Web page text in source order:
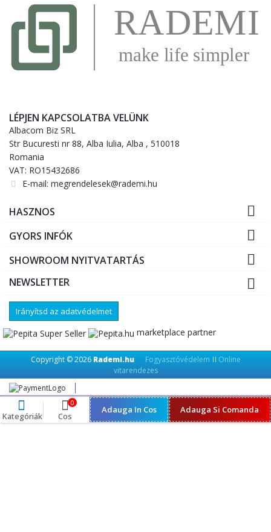
LÉPJEN KAPCSOLATBA VELÜNK
Albacom Biz SRL
Str Bucuresti nr 88, Alba Iulia, Alba , 510018
Romania
VAT: RO15432686
E-mail: megrendelesek@rademi.hu
HASZNOS 
GYORS INFÓK 
SHOWROOM NYITVATARTÁS 
NEWSLETTER 
Irányítsd az adatvédelmet
marketplace partner
Copyright © 2026 Rademi.hu Fogyasztóvédelem || Online
vitarendezes
Kategóriák
0
Cos
Adauga In Cos Adauga Si Comanda